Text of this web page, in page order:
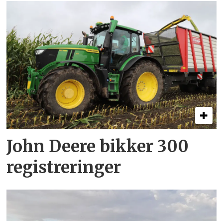
John Deere bikker 300
registreringer